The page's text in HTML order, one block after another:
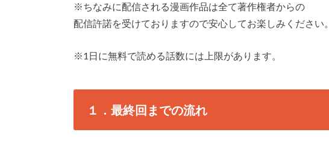
※ちなみに配信される漫画作品は全て著作権者からの
配信許諾を受けておりますので安心してお楽しみください。
※1日に無料で読める話数には上限があります。
１．最終回までの流れ